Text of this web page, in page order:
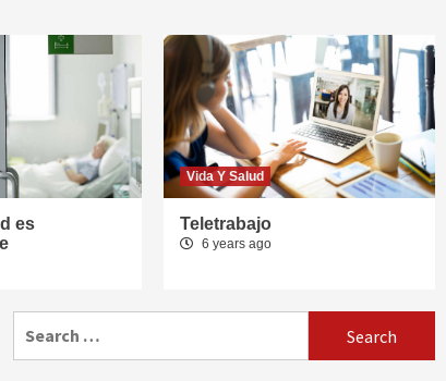
5
Teletrabajo
1
Vida Y Salud
Evite-Contagio
2
NEWS
es
Vida Y Salud
Teletrabajo
6 years ago